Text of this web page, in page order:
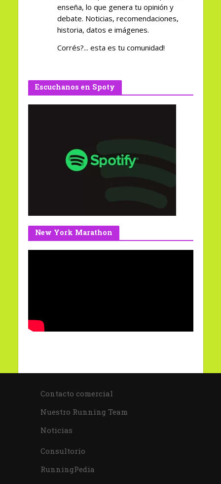
enseña, lo que genera tu opinión y
debate. Noticias, recomendaciones,
historia, datos e imágenes.
Corrés?... esta es tu comunidad!
Escuchanos en Spoty
New York Marathon
Contacto comercial
Nuestro Running Team
Noticias
Consultorio
RunningPedia